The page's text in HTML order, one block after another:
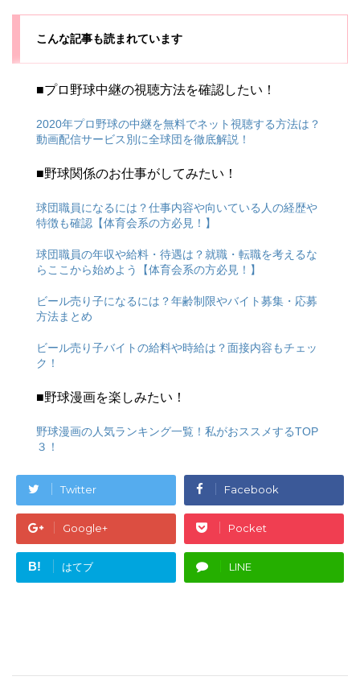
こんな記事も読まれています
■プロ野球中継の視聴方法を確認したい！
2020年プロ野球の中継を無料でネット視聴する方法は？
動画配信サービス別に全球団を徹底解説！
■野球関係のお仕事がしてみたい！
球団職員になるには？仕事内容や向いている人の経歴や
特徴も確認【体育会系の方必見！】
球団職員の年収や給料・待遇は？就職・転職を考えるな
らここから始めよう【体育会系の方必見！】
ビール売り子になるには？年齢制限やバイト募集・応募
方法まとめ
ビール売り子バイトの給料や時給は？面接内容もチェッ
ク！
■野球漫画を楽しみたい！
野球漫画の人気ランキング一覧！私がおススメするTOP
３！
Twitter Facebook
Google+ Pocket
B! はてブ LINE